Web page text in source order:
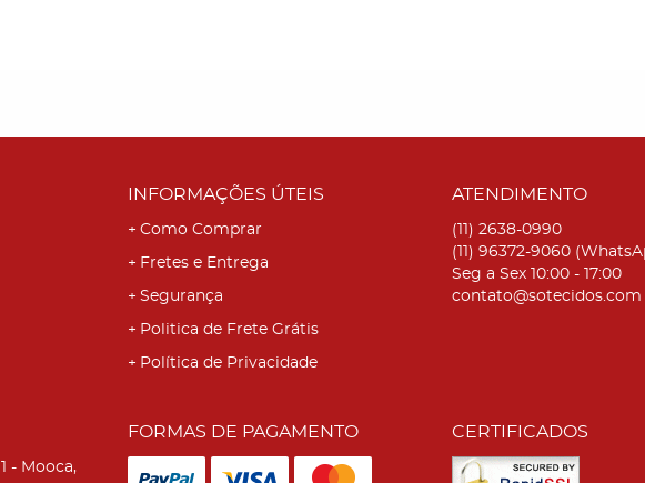
INFORMAÇÕES ÚTEIS
Como Comprar
Fretes e Entrega
Segurança
Politica de Frete Grátis
Política de Privacidade
ATENDIMENTO
(11) 2638-0990
(11) 96372-9060
Seg a Sex 10:00 - 17:00
contato@sotecidos.com
- Mooca,
FORMAS DE PAGAMENTO CERTIFICADOS